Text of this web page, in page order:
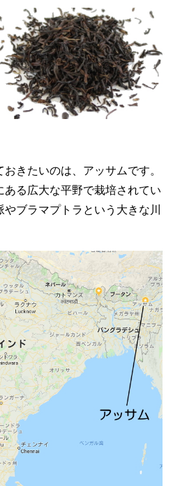
きたいのは、アッサムです。
る広大な平野で栽培されてい
ブラマプトラという大きな川